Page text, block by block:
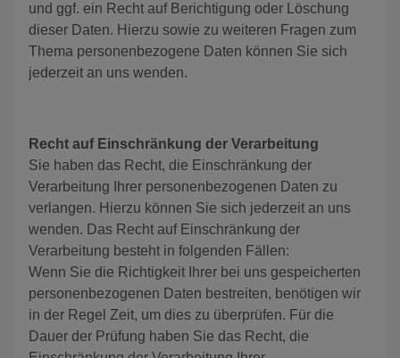
und ggf. ein Recht auf Berichtigung oder Löschung
dieser Daten. Hierzu sowie zu weiteren Fragen zum
Thema personenbezogene Daten können Sie sich
jederzeit an uns wenden.
Recht auf Einschränkung der Verarbeitung
Sie haben das Recht, die Einschränkung der
Verarbeitung Ihrer personenbezogenen Daten zu
verlangen. Hierzu können Sie sich jederzeit an uns
wenden. Das Recht auf Einschränkung der
Verarbeitung besteht in folgenden Fällen:
Wenn Sie die Richtigkeit Ihrer bei uns gespeicherten
personenbezogenen Daten bestreiten, benötigen wir
in der Regel Zeit, um dies zu überprüfen. Für die
Dauer der Prüfung haben Sie das Recht, die